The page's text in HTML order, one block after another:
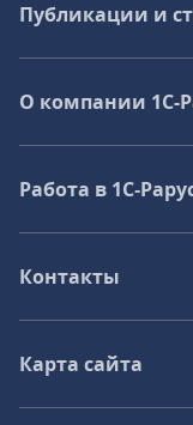
Публикации и
О компании 1C-
Работа в
Контакты
Карта сайта